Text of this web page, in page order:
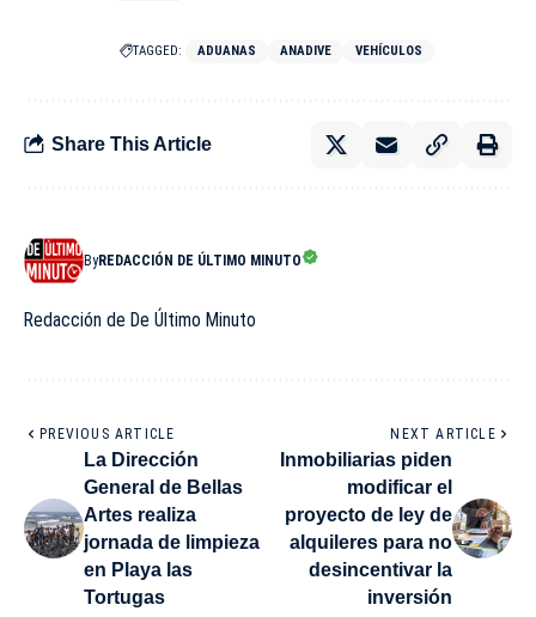
TAGGED: ADUANAS ANADIVE VEHÍCULOS
Share This Article
ByREDACCIÓN DE ÚLTIMO MINUTO
Redacción de De Último Minuto
PREVIOUS ARTICLE
La Dirección
General de Bellas
Artes realiza
jornada de limpieza
en Playa las
Tortugas
NEXT ARTICLE
Inmobiliarias piden
modificar el
proyecto de ley de
alquileres para no
desincentivar la
inversión